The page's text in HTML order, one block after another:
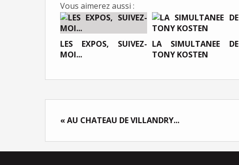
Vous aimerez aussi :
LES EXPOS, SUIVEZ-
MOI...
LA SIMULTANEE DE
TONY KOSTEN
« AU CHATEAU DE VILLANDRY...